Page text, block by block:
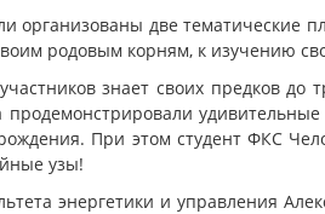
организованы две тематические
родовым корням, к изучению
знает своих предков
При этом студент ФКС
узы!
энергетики и управления